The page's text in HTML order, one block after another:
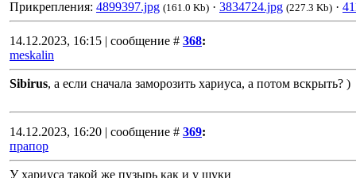
Прикрепления: 4899397.jpg (161.0 Kb) · 3834724.jpg (227.3 Kb) ·
14.12.2023, 16:15 | сообщение # 368:
meskalin
Sibirus, а если сначала заморозить хариуса, а потом вскрыть? )
14.12.2023, 16:20 | сообщение # 369:
прапор
У хариуса такой же пузырь как и у щуки